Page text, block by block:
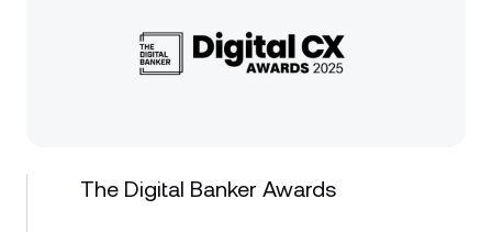
The Digital Banker Awards